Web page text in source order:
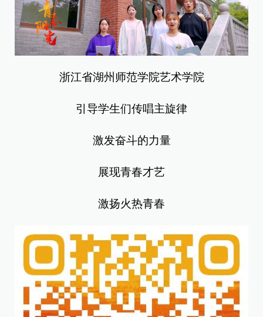
浙江省湖州师范学院艺术学院
引导学生们传唱主旋律
激发奋斗的力量
展现青春才艺
激扬火热青春